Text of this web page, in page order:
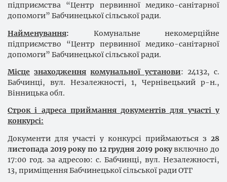
підприємства “Центр первинної медико-санітарної
допомоги” Бабчинецької сільської ради.
Найменування: Комунальне некомерційне
підприємство “Центр первинної медико-санітарної
допомоги” Бабчинецької сільської ради.
Місце знаходження комунальної установи: 24132, с.
Бабчинці, вул. Незалежності, 1, Чернівецький р-н.,
Вінницька обл.
Строк і адреса приймання документів для участі у
конкурсі:
Документи для участі у конкурсі приймаються з 28
листопада 2019 року по 12 грудня 2019 рокувключно до
17:00 год. за адресою: с. Бабчинці, вул. Незалежності,
13, приміщення Бабчинецької сільської ради ОТГ